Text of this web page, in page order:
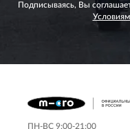
Подписываясь, Вы
ПН-ВС 9:00-21:00